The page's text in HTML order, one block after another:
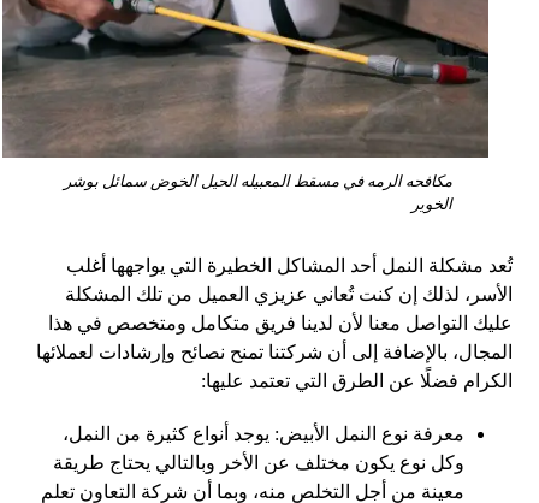
مكافحه الرمه في مسقط المعبيله الحيل الخوض سمائل بوشر
الخوير
تُعد مشكلة النمل أحد المشاكل الخطيرة التي يواجهها أغلب
الأسر، لذلك إن كنت تُعاني عزيزي العميل من تلك المشكلة
عليك التواصل معنا لأن لدينا فريق متكامل ومتخصص في هذا
المجال، بالإضافة إلى أن شركتنا تمنح نصائح وإرشادات لعملائها
الكرام فضلًا عن الطرق التي تعتمد عليها:
معرفة نوع النمل الأبيض: يوجد أنواع كثيرة من النمل،
وكل نوع يكون مختلف عن الأخر وبالتالي يحتاج طريقة
معينة من أجل التخلص منه، وبما أن شركة التعاون تعلم